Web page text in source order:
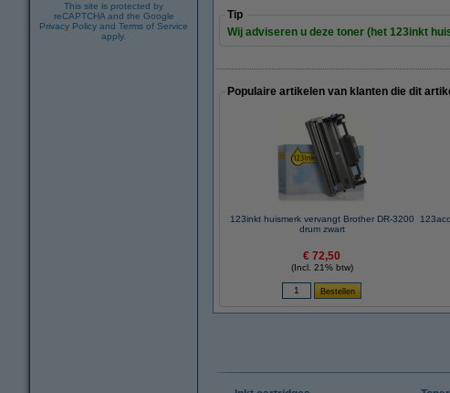
This site is protected by
reCAPTCHA and the Google
Privacy Policy and Terms of Service
apply.
Tip
Wij adviseren u deze toner (het 123inkt
Populaire artikelen van klanten die dit
123inkt huismerk vervangt Brother DR-3200
drum zwart
€ 72,50
(Incl. 21% btw)